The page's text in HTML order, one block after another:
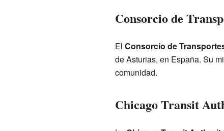
Consorcio de
El Consorcio de
de Asturias, en España. Su
comunidad.
Chicago Transit